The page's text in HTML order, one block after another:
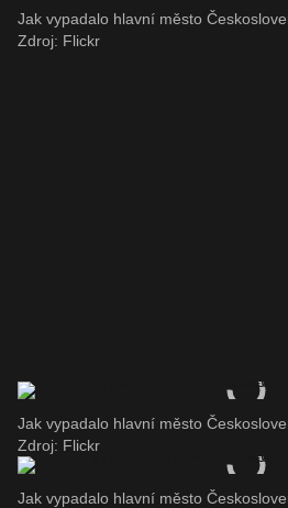
Jak vypadalo hlavní město
Zdroj: Flickr
Jak vypadalo hlavní město
Zdroj: Flickr
Jak vypadalo hlavní město